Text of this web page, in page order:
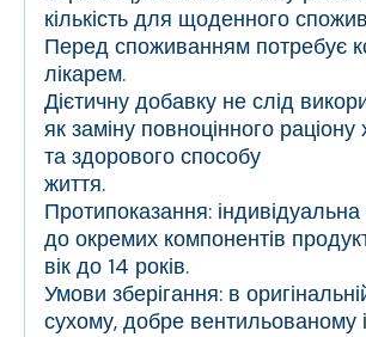
кількість для щоденного
Перед споживанням потребує
лікарем.
Дієтичну добавку не слід
як заміну повноцінного
та здорового способу
життя.
Протипоказання: індивідуальна
до окремих компонентів
вік до 14 років.
Умови зберігання: в
сухому, добре вентильованому і